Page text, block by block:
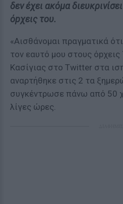
δεν έχει ακόμα
όpχεις του.
«Αισθάνομαι πραγματικά
τον εαυτό μου στους
Κασίγιας στο Τwitter στα
αναρτήθηκε στις 2 τα
συγκέντρωσε πάνω από 50
λίγες ώρες.